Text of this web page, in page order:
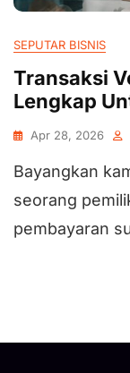
SEPUTAR BISNIS
Transaksi
Lengkap
Apr 28, 2026
Bayangkan
seorang
pembayaran